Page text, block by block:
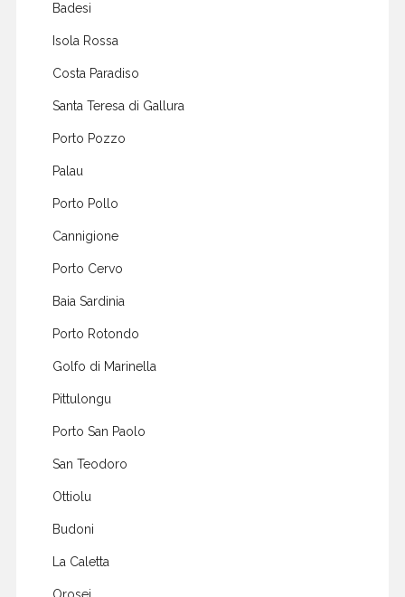
Badesi
Isola Rossa
Costa Paradiso
Santa Teresa di Gallura
Porto Pozzo
Palau
Porto Pollo
Cannigione
Porto Cervo
Baia Sardinia
Porto Rotondo
Golfo di Marinella
Pittulongu
Porto San Paolo
San Teodoro
Ottiolu
Budoni
La Caletta